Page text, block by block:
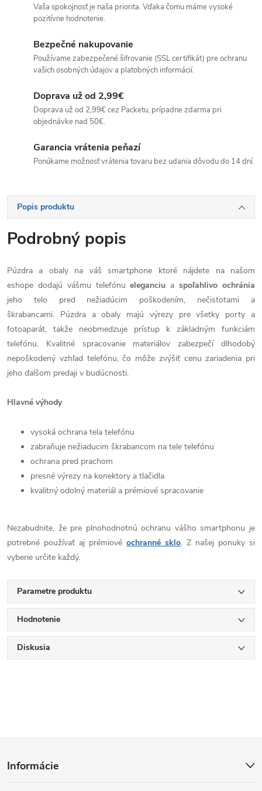
Vaša spokojnosť je naša priorita. Vďaka čomu máme vysoké
pozitívne hodnotenie.
Bezpečné nakupovanie
Používame zabezpečené šifrovanie (SSL certifikát) pre ochranu
vašich osobných údajov a platobných informácií.
Doprava už od 2,99€
Doprava už od 2,99€ cez Packetu, prípadne zdarma pri
objednávke nad 50€.
Garancia vrátenia peňazí
Ponúkame možnosť vrátenia tovaru bez udania dôvodu do 14 dní.
Popis produktu
Podrobný popis
Púzdra a obaly na váš smartphone ktoré nájdete na našom
eshope dodajú vášmu telefónueleganciu aspoľahlivo ochránia
jeho telo pred nežiadúcim poškodením, nečistotami a
škrabancami. Púzdra a obaly majú výrezy pre všetky porty a
fotoaparát, takže neobmedzuje prístup k základným funkciám
telefónu. Kvalitné spracovanie materiálov zabezpečí dlhodobý
nepoškodený vzhľad telefónu, čo môže zvýšiť cenu zariadenia pri
jeho ďalšom predaji v budúcnosti.
Hlavné výhody
vysoká ochrana tela telefónu
zabraňuje nežiaducim škrabancom na tele telefónu
ochrana pred prachom
presné výrezy na konektory a tlačidla
kvalitný odolný materiál a prémiové spracovanie
Nezabudnite, že pre plnohodnotnú ochranu vášho smartphonu je
potrebné používať aj prémiové ochranné sklo. Z našej ponuky si
vyberie určite každý.
Parametre produktu
Hodnotenie
Diskusia
Informácie